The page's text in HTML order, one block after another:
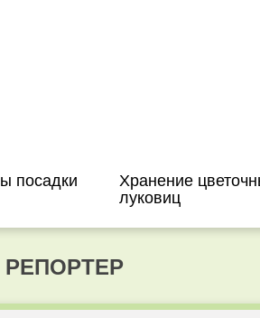
посадки Хранение
луковиц